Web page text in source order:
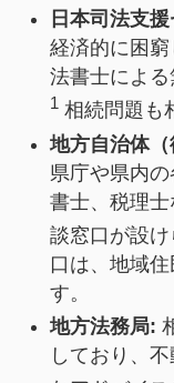
日本司法支
経済的に困窮
法書士による
1相続問題も
地方自治体
県庁や県内
書士、税理
談窓口が設け
口は、地域
す。
地方法務局:
しており、